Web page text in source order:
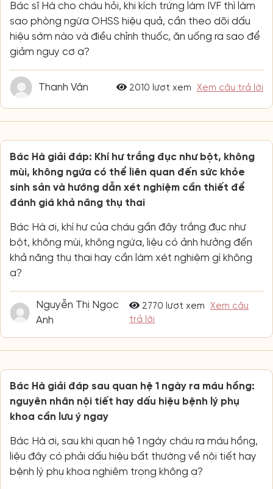
Bác sĩ Hà cho cháu hỏi, khi kích trứng làm IVF thì làm
sao phòng ngừa OHSS hiệu quả, cần theo dõi dấu
hiệu sớm nào và điều chỉnh thuốc, ăn uống ra sao để
giảm nguy cơ ạ?
Thanh Vân 2010 lượt xem Xem câu trả lời
Bác Hà giải đáp: Khí hư trắng đục như bột, không
mùi, không ngứa có thể liên quan đến sức khỏe
sinh sản và hướng dẫn xét nghiệm cần thiết để
đánh giá khả năng thụ thai
Bác Hà ơi, khí hư của cháu gần đây trắng đục như
bột, không mùi, không ngứa, liệu có ảnh hưởng đến
khả năng thụ thai hay cần làm xét nghiệm gì không
ạ?
Nguyễn Thị Ngọc
Anh
2770 lượt xem
Xem câu
trả lời
Bác Hà giải đáp sau quan hệ 1 ngày ra máu hồng:
nguyên nhân nội tiết hay dấu hiệu bệnh lý phụ
khoa cần lưu ý ngay
Bác Hà ơi, sau khi quan hệ 1 ngày cháu ra máu hồng,
liệu đây có phải dấu hiệu bất thường về nội tiết hay
bệnh lý phụ khoa nghiêm trọng không ạ?